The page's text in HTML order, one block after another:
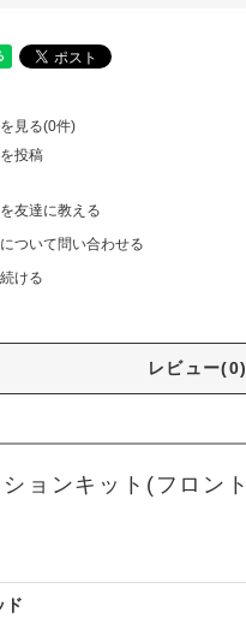
見る(0件)
投稿
友達に教える
ついて問い合わせる
ける
レビュー(0)